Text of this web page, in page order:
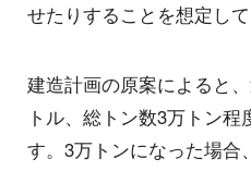
せたりすることを想定して
建造計画の原案によると
トル、総トン数3万トン
す。3万トンになった場合